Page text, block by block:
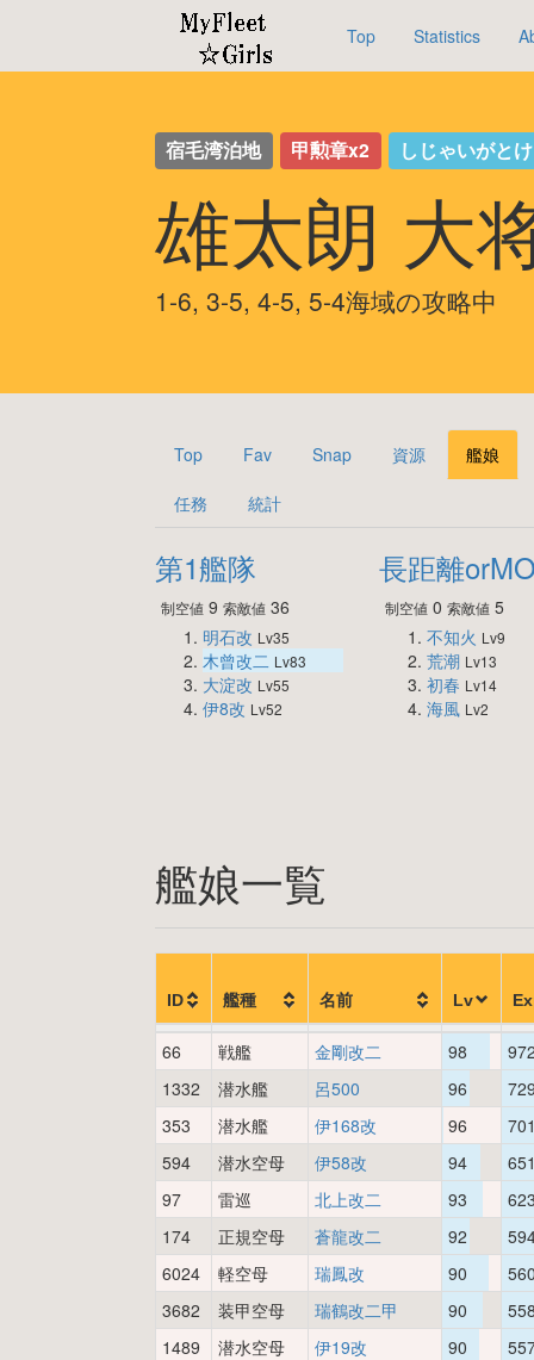
Top Statistics
宿毛湾泊地 甲勲章x2 しじゃいがと
雄太朗 大
1-6, 3-5, 4-5, 5-4海域の攻略中
Top Fav Snap 資源 艦娘
任務 統計
第1艦隊
制空値 9 索敵値 36
明石改 Lv35
木曾改二 Lv83
大淀改 Lv55
伊8改 Lv52
長距離
制空値0 索敵値5
不知火 Lv9
荒潮 Lv13
初春 Lv14
海風 Lv2
艦娘一覧
ID 艦種 名前 Lv
66 戦艦 金剛改二 98
1332
潜水艦 呂500 96
353
潜水艦 伊168改 96
594
潜水空母 伊58改 94
97
雷巡 北上改二 93
174
正規空母 蒼龍改二 92
6024
軽空母 瑞鳳改 90
3682
装甲空母 瑞鶴改二甲 90
1489
潜水空母 伊19改 90